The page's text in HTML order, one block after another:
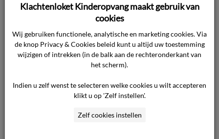
De ondernemer heeft naar voren gebracht dat
heeft genomen. Uit haar onderzoek is niet naar
voren gekomen dat de pedagogisch
medewerker fysiek geweld heeft gebruikt.
De ondernemer heeft toegelicht welke stappen
heeft ondernomen naar aanleiding van het
Klachtenloket Kinderopvang maakt gebruik van
cookies
Wij gebruiken functionele, analytische en marketing cookies. Via
de knop Privacy & Cookies beleid kunt u altijd uw toestemming
wijzigen of intrekken (in de balk aan de rechteronderkant van
het scherm).
Indien u zelf wenst te selecteren welke cookies u wilt accepteren
klikt u op 'Zelf instellen'.
Zelf cookies instellen